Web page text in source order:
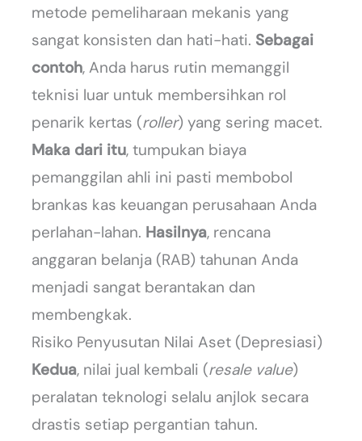
metode pemeliharaan mekanis yang
sangat konsisten dan hati-hati. Sebagai
contoh, Anda harus rutin memanggil
teknisi luar untuk membersihkan rol
penarik kertas (roller) yang sering macet.
Maka dari itu, tumpukan biaya
pemanggilan ahli ini pasti membobol
brankas kas keuangan perusahaan Anda
perlahan-lahan. Hasilnya, rencana
anggaran belanja (RAB) tahunan Anda
menjadi sangat berantakan dan
membengkak.
Risiko Penyusutan Nilai Aset (Depresiasi)
Kedua, nilai jual kembali (resale value)
peralatan teknologi selalu anjlok secara
drastis setiap pergantian tahun.